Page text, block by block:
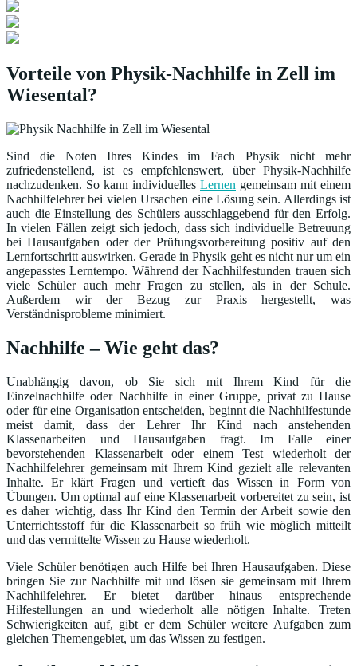
Vorteile von Physik-Nachhilfe in Zell im
Wiesental?
Sind die Noten Ihres Kindes im Fach Physik nicht mehr
zufriedenstellend, ist es empfehlenswert, über Physik-Nachhilfe
nachzudenken. So kann individuelles Lernen gemeinsam mit einem
Nachhilfelehrer bei vielen Ursachen eine Lösung sein. Allerdings ist
auch die Einstellung des Schülers ausschlaggebend für den Erfolg.
In vielen Fällen zeigt sich jedoch, dass sich individuelle Betreuung
bei Hausaufgaben oder der Prüfungsvorbereitung positiv auf den
Lernfortschritt auswirken. Gerade in Physik geht es nicht nur um ein
angepasstes Lerntempo. Während der Nachhilfestunden trauen sich
viele Schüler auch mehr Fragen zu stellen, als in der Schule.
Außerdem wir der Bezug zur Praxis hergestellt, was
Verständnisprobleme minimiert.
Nachhilfe – Wie geht das?
Unabhängig davon, ob Sie sich mit Ihrem Kind für die
Einzelnachhilfe oder Nachhilfe in einer Gruppe, privat zu Hause
oder für eine Organisation entscheiden, beginnt die Nachhilfestunde
meist damit, dass der Lehrer Ihr Kind nach anstehenden
Klassenarbeiten und Hausaufgaben fragt. Im Falle einer
bevorstehenden Klassenarbeit oder einem Test wiederholt der
Nachhilfelehrer gemeinsam mit Ihrem Kind gezielt alle relevanten
Inhalte. Er klärt Fragen und vertieft das Wissen in Form von
Übungen. Um optimal auf eine Klassenarbeit vorbereitet zu sein, ist
es daher wichtig, dass Ihr Kind den Termin der Arbeit sowie den
Unterrichtsstoff für die Klassenarbeit so früh wie möglich mitteilt
und das vermittelte Wissen zu Hause wiederholt.
Viele Schüler benötigen auch Hilfe bei Ihren Hausaufgaben. Diese
bringen Sie zur Nachhilfe mit und lösen sie gemeinsam mit Ihrem
Nachhilfelehrer. Er bietet darüber hinaus entsprechende
Hilfestellungen an und wiederholt alle nötigen Inhalte. Treten
Schwierigkeiten auf, gibt er dem Schüler weitere Aufgaben zum
gleichen Themengebiet, um das Wissen zu festigen.